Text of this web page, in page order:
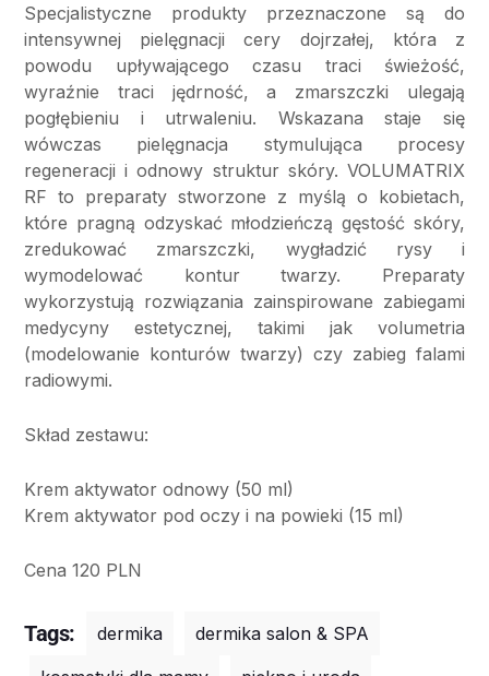
Specjalistyczne produkty przeznaczone są do
intensywnej pielęgnacji cery dojrzałej, która z
powodu upływającego czasu traci świeżość,
wyraźnie traci jędrność, a zmarszczki ulegają
pogłębieniu i utrwaleniu. Wskazana staje się
wówczas pielęgnacja stymulująca procesy
regeneracji i odnowy struktur skóry. VOLUMATRIX
RF to preparaty stworzone z myślą o kobietach,
które pragną odzyskać młodzieńczą gęstość skóry,
zredukować zmarszczki, wygładzić rysy i
wymodelować kontur twarzy. Preparaty
wykorzystują rozwiązania zainspirowane zabiegami
medycyny estetycznej, takimi jak volumetria
(modelowanie konturów twarzy) czy zabieg falami
radiowymi.
Skład zestawu:
Krem aktywator odnowy (50 ml)
Krem aktywator pod oczy i na powieki (15 ml)
Cena 120 PLN
Tags: dermika
dermika salon & SPA